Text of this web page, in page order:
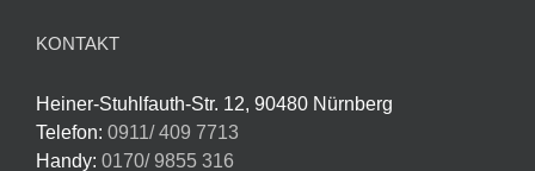
KONTAKT
Heiner-Stuhlfauth-Str. 12, 90480 Nürnberg
Telefon: 0911/ 409 7713
Handy: 0170/ 9855 316